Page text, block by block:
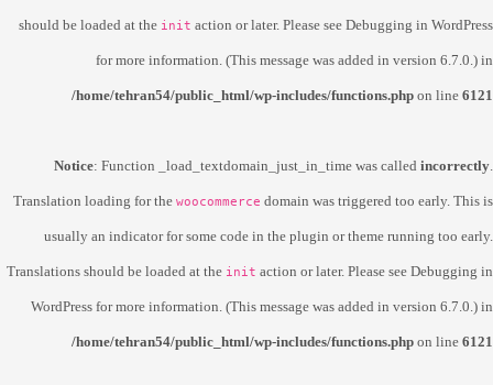
should be loaded at the init action or later. Please see Debugging in WordPress
for more information. (This message was added in version 6.7.0.) in
/home/tehran54/public_html/wp-includes/functions.php on line 6121
Notice: Function _load_textdomain_just_in_time was called incorrectly.
Translation loading for the woocommerce domain was triggered too early. This is
usually an indicator for some code in the plugin or theme running too early.
Translations should be loaded at the init action or later. Please see Debugging in
WordPress for more information. (This message was added in version 6.7.0.) in
/home/tehran54/public_html/wp-includes/functions.php on line 6121